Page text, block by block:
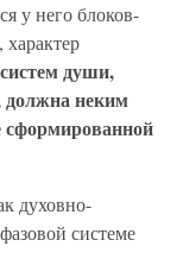
у него блоков-
души,
должна неким
сформированной
духовно-
системе